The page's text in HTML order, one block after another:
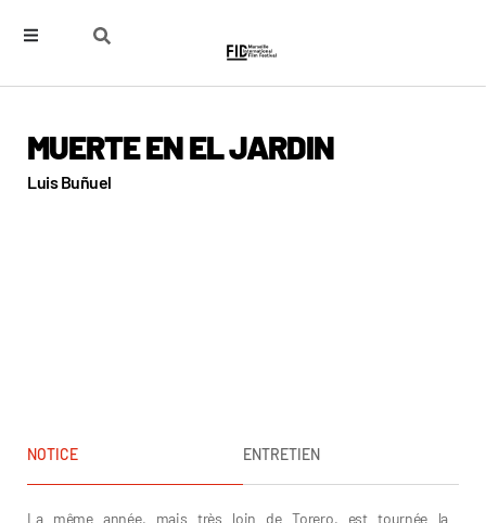
MUERTE EN EL JARDIN
Luis Buñuel
NOTICE ENTRETIEN
La même année, mais très loin de Torero, est tournée la